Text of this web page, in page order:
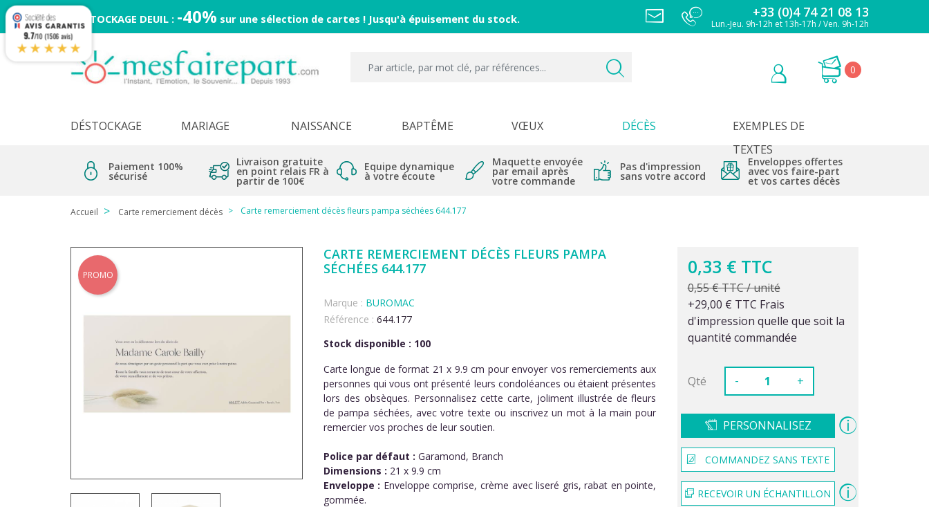
DESTOCKAGE DEUIL : -40% sur une sélection de cartes ! Jusqu'à épuisement du stock. +33 (0)4 74 21 08 13
Lun.-Jeu. 9h-12h et 13h-17h / Ven. 9h-12h
0
DÉSTOCKAGE MARIAGE NAISSANCE BAPTÊME VŒUX DÉCÈS
EXEMPLES DE
TEXTES
Paiement 100%
sécurisé
Livraison gratuite
en point relais FR à
partir de 100€
Equipe dynamique
à votre écoute
Maquette envoyée
par email après
votre commande
Pas d'impression
sans votre accord
Enveloppes offertes
avec vos faire-part
et vos cartes décès
Accueil Carte remerciement décès Carte remerciement décès fleurs pampa séchées 644.177
PROMO
CARTE REMERCIEMENT DÉCÈS FLEURS PAMPA
SÉCHÉES 644.177
Marque : BUROMAC
Référence : 644.177
Stock disponible : 100
Carte longue de format 21 x 9.9 cm pour envoyer vos remerciements aux
personnes qui vous ont présenté leurs condoléances ou étaient présentes
lors des obsèques. Personnalisez cette carte, joliment illustrée de fleurs
de pampa séchées, avec votre texte ou inscrivez un mot à la main pour
remercier vos proches de leur soutien.
Police par défaut : Garamond, Branch
Dimensions : 21 x 9.9 cm
Enveloppe : Enveloppe comprise, crème avec liseré gris, rabat en pointe,
gommée.
0,33 € TTC
0,55 € TTC / unité
+29,00 € TTC Frais
d'impression quelle que soit la
quantité commandée
Qté - +
PERSONNALISEZ
COMMANDEZ SANS TEXTE
RECEVOIR UN ÉCHANTILLON
9.7/10 (1506 avis)
★★★★★